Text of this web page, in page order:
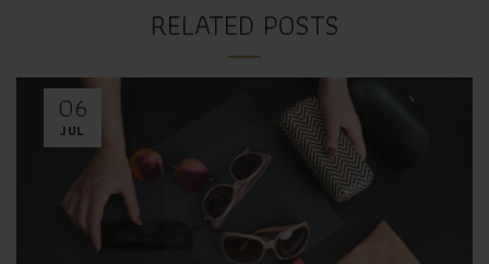
RELATED POSTS
06
JUL